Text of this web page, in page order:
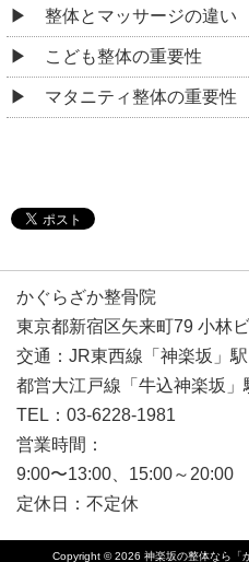
整体とマッサージの違い
こども整体の重要性
マタニティ整体の重要性
かぐらざか整骨院
東京都新宿区矢来町79 小林
交通：JR東西線「神楽坂」
都営大江戸線「牛込神楽坂」
TEL：03-6228-1981
営業時間：
9:00〜13:00、15:00～20:00
定休日：不定休
Copyright © 2026 神楽坂の整体なら「